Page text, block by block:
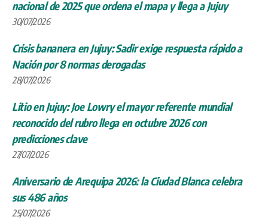
nacional de 2025 que ordena el mapa y llega a Jujuy
30/07/2026
Crisis bananera en Jujuy: Sadir exige respuesta rápido a
Nación por 8 normas derogadas
28/07/2026
Litio en Jujuy: Joe Lowry el mayor referente mundial
reconocido del rubro llega en octubre 2026 con
predicciones clave
27/07/2026
Aniversario de Arequipa 2026: la Ciudad Blanca celebra
sus 486 años
25/07/2026